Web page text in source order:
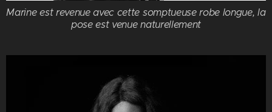
Marine est revenue avec cette somptueuse robe longue, la
pose est venue naturellement